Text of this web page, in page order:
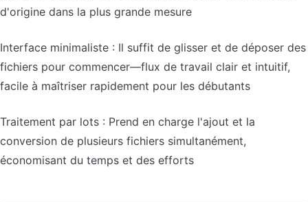
d'origine dans la plus grande mesure
Interface minimaliste : Il suffit de glisser et de déposer des
fichiers pour commencer—flux de travail clair et intuitif,
facile à maîtriser rapidement pour les débutants
Traitement par lots : Prend en charge l'ajout et la
conversion de plusieurs fichiers simultanément,
économisant du temps et des efforts